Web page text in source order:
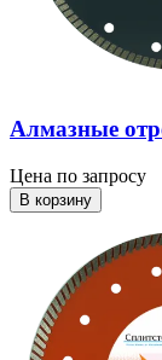
Алмазные
Цена по запросу
В корзину